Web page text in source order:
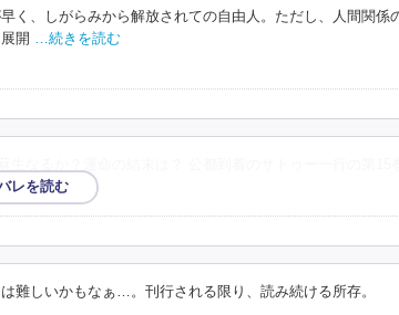
く、しがらみから解放されての自由人。ただし、人間関係
開
…続きを読む
難しいかもなぁ…。刊行される限り、読み続ける所存。